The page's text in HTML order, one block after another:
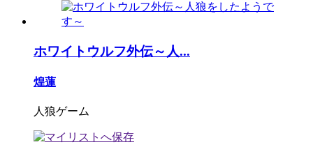
ホワイトウルフ外伝～人...
煌蓮
人狼ゲーム